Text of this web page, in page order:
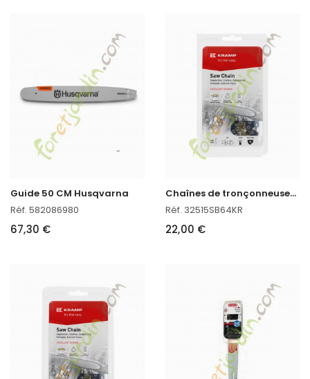
Guide 50 CM Husqvarna
Réf. 582086980
67,30 €
C
haînes de tronçonneuses en titane
Réf. 32515SB64KR
22,00 €